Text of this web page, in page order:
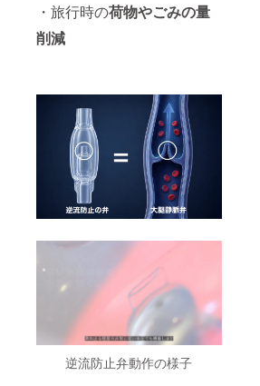
・旅行時の荷物やごみの量
削減
逆流防止弁動作の様子